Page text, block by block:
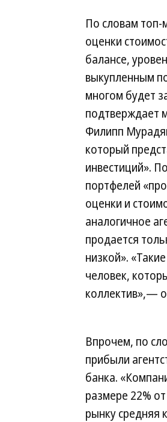
По словам топ-
оценки
балансе,
выкупленным
многом будет
подтверждает
Филипп
который
инвестиций».
портфелей
оценки и
аналогичное
продается
низкой».
человек,
коллектив»,—
Впрочем, по
прибыли
банка.
размере 22%
рынку средняя